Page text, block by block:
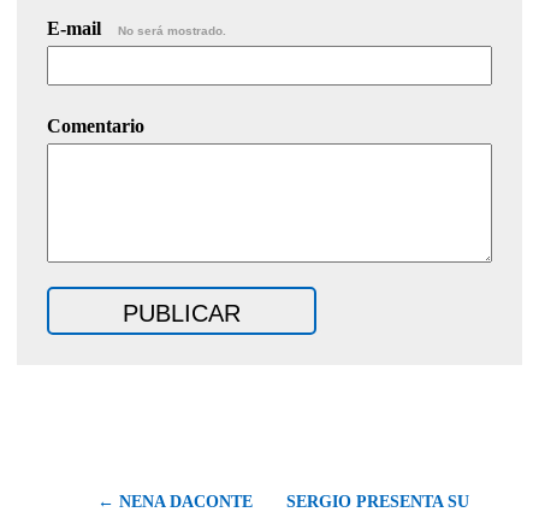
E-mail No será mostrado.
Comentario
← NENA DACONTE SERGIO PRESENTA SU